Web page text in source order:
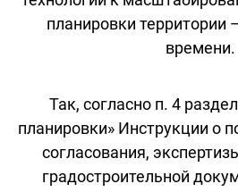
планировки территории
времени.
Так, согласно п. 4
планировки» Инструкции о
согласования,
градостроительной